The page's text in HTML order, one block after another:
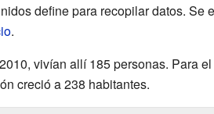
define para recopilar datos. Se
.
vivían allí 185 personas. Para
creció a 238 habitantes.